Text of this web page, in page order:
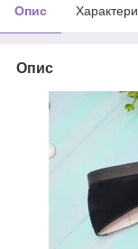
Опис
Опис